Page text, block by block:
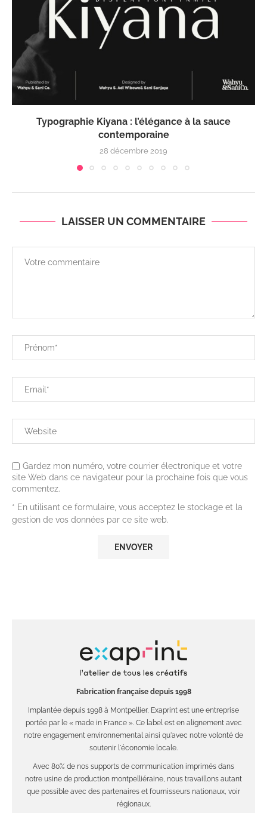
Typographie Kiyana : l’élégance à la sauce
contemporaine
28 décembre 2019
LAISSER UN COMMENTAIRE
Gardez mon numéro, votre courrier électronique et votre
site Web dans ce navigateur pour la prochaine fois que vous
commentez.
* En utilisant ce formulaire, vous acceptez le stockage et la
gestion de vos données par ce site web.
Fabrication française depuis 1998
Implantée depuis 1998 à Montpellier, Exaprint est une entreprise
portée par le « made in France ». Ce label est en alignement avec
notre engagement environnemental ainsi qu'avec notre volonté de
soutenir l'économie locale.
Avec 80% de nos supports de communication imprimés dans
notre usine de production montpelliéraine, nous travaillons autant
que possible avec des partenaires et fournisseurs nationaux, voir
régionaux.